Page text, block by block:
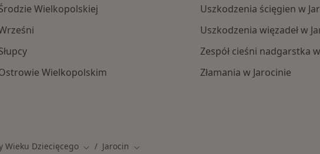
Wielkopolskiej
Wielkopolskim
Uszkodzenia ścięgien w
Uszkodzenia więzadeł w
Zespół cieśni nadgarstka
Złamania w Jarocinie
Wieku Dziecięcego Zmień miasto
Jarocin Zmień miasto